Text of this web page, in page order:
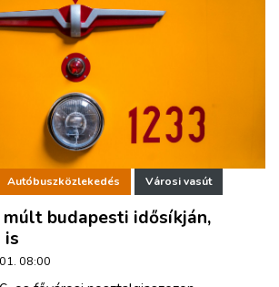
Autóbuszközlekedés Városi vasút
budapesti idősíkján,
is
08:00